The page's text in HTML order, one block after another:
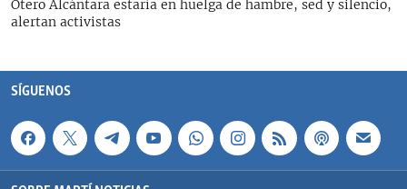
Otero Alcántara estaría en huelga de hambre, sed y silencio,
alertan activistas
SÍGUENOS